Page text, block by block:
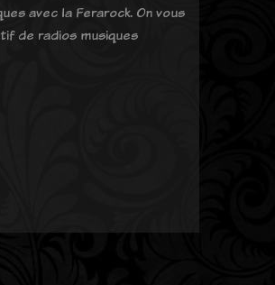
avec la Ferarock. On vous
de radios musiques